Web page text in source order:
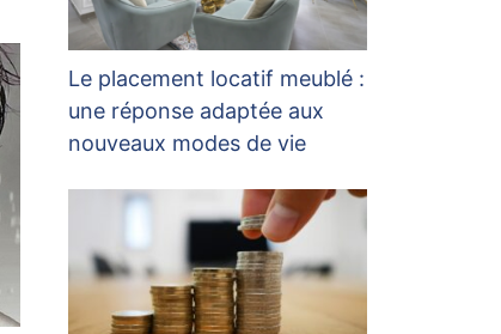
Le placement locatif meublé :
une réponse adaptée aux
nouveaux modes de vie